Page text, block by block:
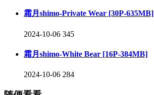
霜月shimo-Private Wear [30P-635MB]
2024-10-06 345
霜月shimo-White Bear [16P-384MB]
2024-10-06 284